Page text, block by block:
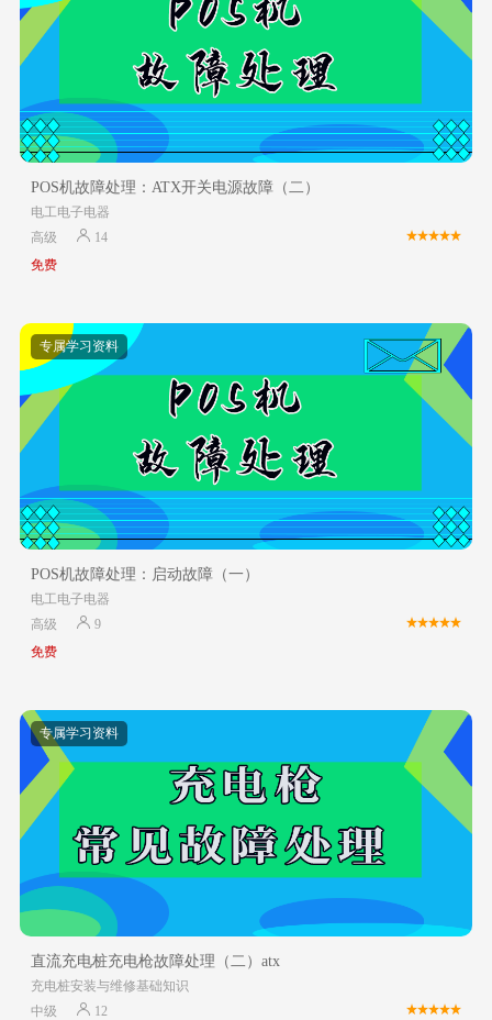
POS机故障处理：ATX开关电源故障（二）
电工电子电器
高级
14
免费
专属学习资料
POS机故障处理：启动故障（一）
电工电子电器
高级
9
免费
专属学习资料
直流充电桩充电枪故障处理（二）atx
充电桩安装与维修基础知识
中级
12